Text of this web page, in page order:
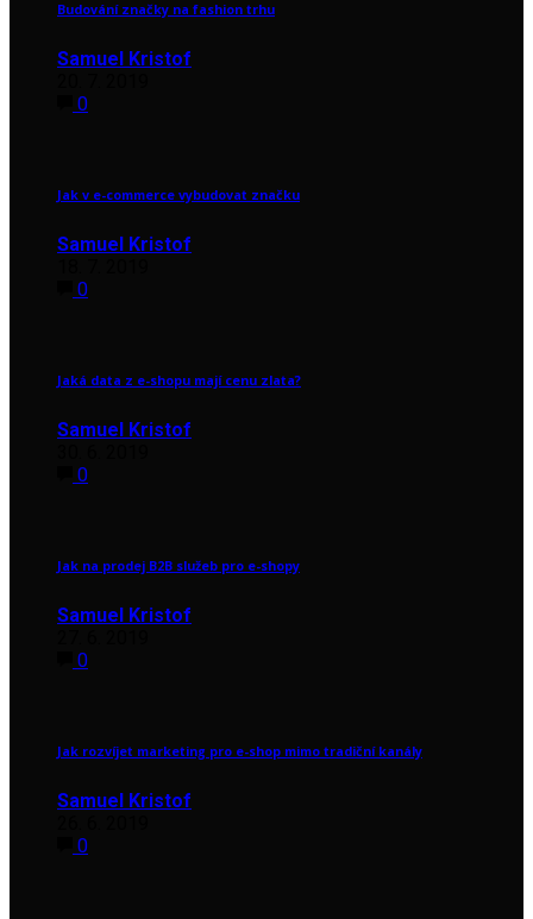
Budování značky na fashion trhu
Samuel Kristof
0
Jak v e-commerce vybudovat značku
Samuel Kristof
0
Jaká data z e-shopu mají cenu zlata?
Samuel Kristof
0
Jak na prodej B2B služeb pro e-shopy
Samuel Kristof
0
Jak rozvíjet marketing pro e-shop mimo tradiční kanály
Samuel Kristof
0